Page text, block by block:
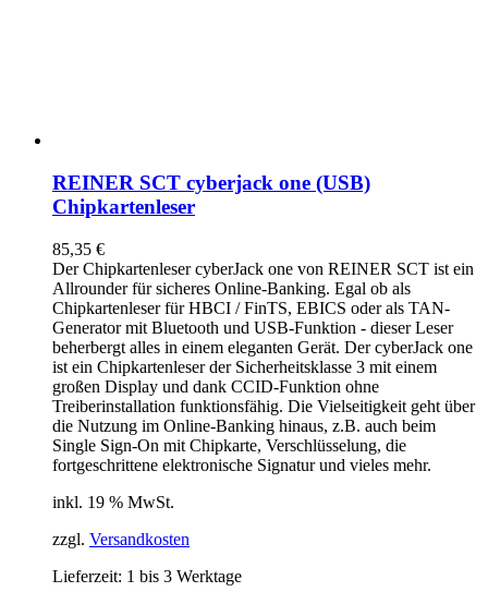
REINER SCT cyberjack one (USB)
Chipkartenleser
85,35 €
Der Chipkartenleser cyberJack one von REINER SCT ist ein
Allrounder für sicheres Online-Banking. Egal ob als
Chipkartenleser für HBCI / FinTS, EBICS oder als TAN-
Generator mit Bluetooth und USB-Funktion - dieser Leser
beherbergt alles in einem eleganten Gerät. Der cyberJack one
ist ein Chipkartenleser der Sicherheitsklasse 3 mit einem
großen Display und dank CCID-Funktion ohne
Treiberinstallation funktionsfähig. Die Vielseitigkeit geht über
die Nutzung im Online-Banking hinaus, z.B. auch beim
Single Sign-On mit Chipkarte, Verschlüsselung, die
fortgeschrittene elektronische Signatur und vieles mehr.
inkl. 19 % MwSt.
zzgl. Versandkosten
Lieferzeit: 1 bis 3 Werktage